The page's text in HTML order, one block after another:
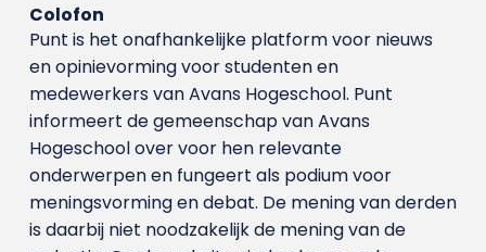
Colofon
Punt is het onafhankelijke platform voor nieuws
en opinievorming voor studenten en
medewerkers van Avans Hoge­school. Punt
informeert de gemeenschap van Avans
Hogeschool over voor hen relevante
onderwerpen en fungeert als podium voor
meningsvorming en debat. De mening van derden
is daarbij niet noodzakelijk de mening van de